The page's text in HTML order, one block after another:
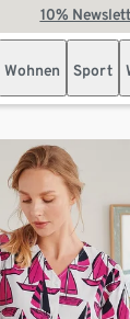
10%
Wohnen Sport